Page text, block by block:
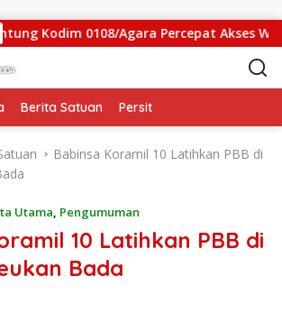
0108/Agara Percepat Akses Warga
Berita Satuan Persit
Babinsa Koramil 10 Latihkan PBB di
Utama, Pengumuman
10 Latihkan PBB di
Bada